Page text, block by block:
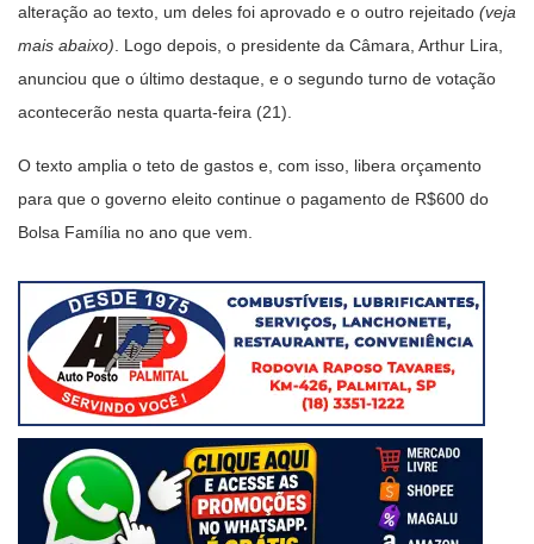
alteração ao texto, um deles foi aprovado e o outro rejeitado (veja
mais abaixo) . Logo depois, o presidente da Câmara, Arthur Lira,
anunciou que o último destaque, e o segundo turno de votação
acontecerão nesta quarta-feira (21).
O texto amplia o teto de gastos e, com isso, libera orçamento
para que o governo eleito continue o pagamento de R$600 do
Bolsa Família no ano que vem.